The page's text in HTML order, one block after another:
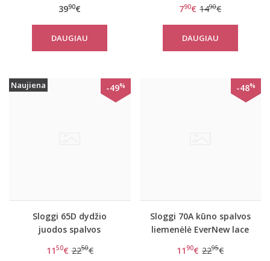
3990€
DAUGIAU
Lace Short
790€ 1490€
DAUGIAU
Naujiena -49%
Sloggi 65D dydžio
juodos spalvos
1150€ 2250€
-48%
Sloggi 70A kūno spalvos
liemenėlė EverNew lace
1190€ 2295€